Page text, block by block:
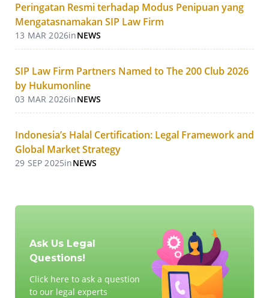
Peringatan Resmi terhadap Modus Penipuan yang
Mengatasnamakan SIP Law Firm
13 MAR 2026inNEWS
SIP Law Firm Partners Named to The 200 Club 2026
by Hukumonline
03 MAR 2026inNEWS
Indonesia’s Halal Certification: Legal Framework and
Global Market Strategy
29 SEP 2025inNEWS
Ask Us Legal
Questions!
Click here to ask a question
to our legal experts